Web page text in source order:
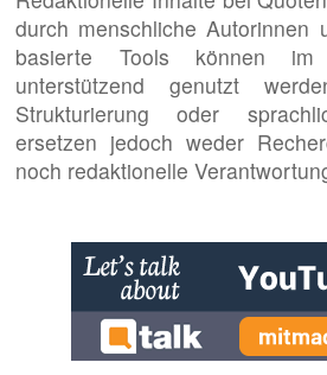
durch menschliche Autorinnen
basierte Tools können im
unterstützend genutzt
Strukturierung oder
ersetzen jedoch weder
noch redaktionelle